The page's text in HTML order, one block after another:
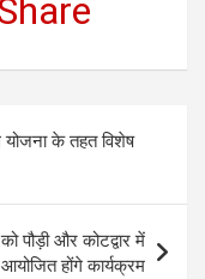
योजना के तहत विशेष
पौड़ी और कोटद्वार में
आयोजित होंगे कार्यक्रम